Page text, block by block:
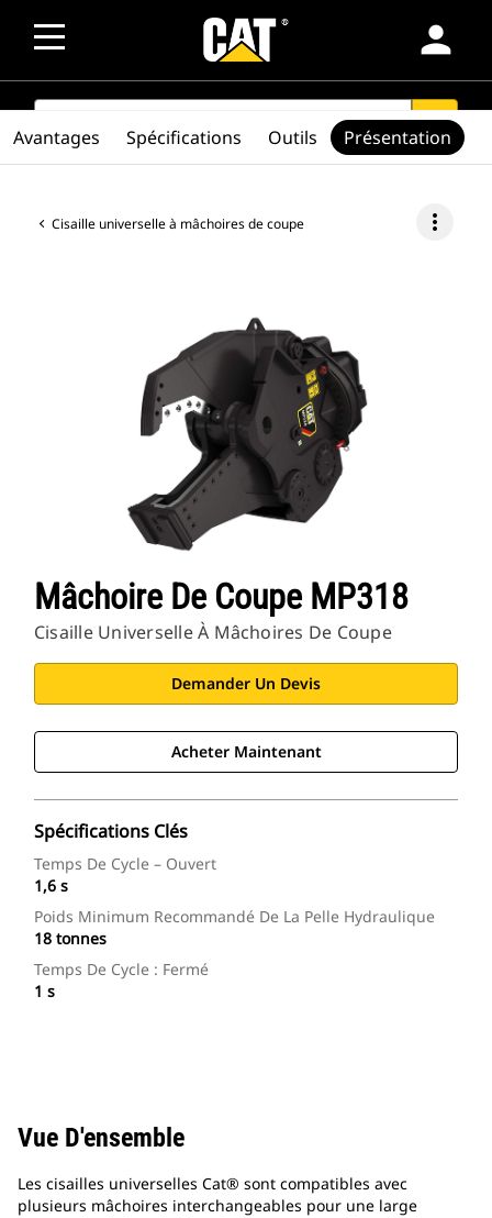
person
SEARCH search
Cisaille universelle à mâchoires de coupe more_vert
Mâchoire De Coupe MP318
Cisaille Universelle À Mâchoires De Coupe
Demander Un Devis
Acheter Maintenant
Spécifications Clés
Temps De Cycle – Ouvert
1,6 s
Poids Minimum Recommandé De La Pelle Hydraulique
18 tonnes
Temps De Cycle : Fermé
1 s
Avantages Spécifications Outils Présentation
Vue D'ensemble
Les cisailles universelles Cat® sont compatibles avec
plusieurs mâchoires interchangeables pour une large